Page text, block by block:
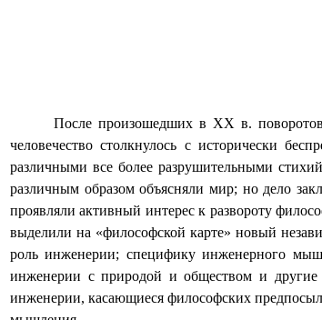
После произошедших вXX в.
человечество столкнулось с исторически
различными все более разрушительными
различным образом объясняли мир; но дело
проявляли активный интерес к развороту
выделили на «философской карте» новый
роль инженерии; специфику инженерного
инженерии с природой и обществом и другие
инженерии, касающиеся философских